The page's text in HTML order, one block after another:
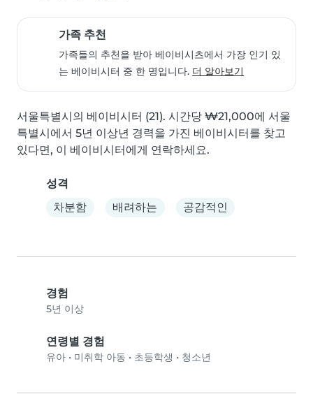
가족 추천
가족들의 추천을 받아 베이비시츠에서 가장 인기 있
는 베이비시터 중 한 명입니다. 더 알아보기
서울특별시의 베이비시터 (21). 시간당 ₩21,000에 서울
특별시에서 5년 이상년 경력을 가진 베이비시터를 찾고
있다면, 이 베이비시터에게 연락하세요.
성격
차분함
배려하는 공감적인
경험
5년 이상
연령별 경험
유아 • 미취학 아동 • 초등학생 • 청소년